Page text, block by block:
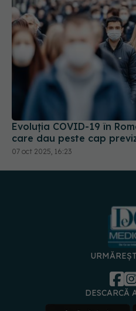
Evoluția COVID-19 în
care dau peste cap
07 oct 2025, 16:23
DESCARCĂ